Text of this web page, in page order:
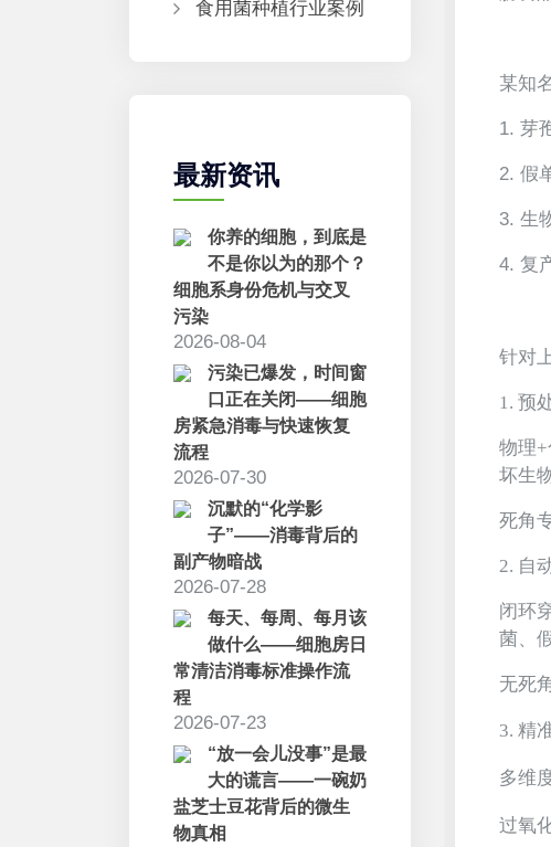
食用菌种植行业案例
最新资讯
你养的细胞，到底是
不是你以为的那个？
细胞系身份危机与交叉
污染
2026-08-04
污染已爆发，时间窗
口正在关闭——细胞
房紧急消毒与快速恢复
流程
2026-07-30
沉默的“化学影
子”——消毒背后的
副产物暗战
2026-07-28
每天、每周、每月该
做什么——细胞房日
常清洁消毒标准操作流
程
2026-07-23
“放一会儿没事”是最
大的谎言——一碗奶
盐芝士豆花背后的微生
物真相
某知
1. 芽
2. 假
3. 生
4. 复
针对
1. 预
物理
坏生
死角
2. 自
闭环
菌、
无死
3. 精
多维
过氧